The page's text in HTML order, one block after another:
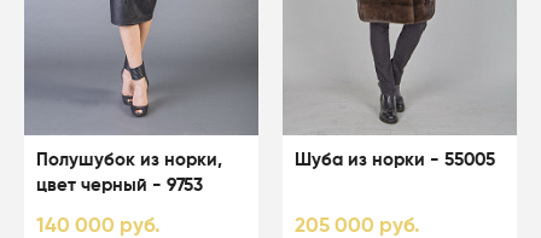
Полушубок из норки,
цвет черный - 9753
140 000 руб.
Шуба из норки - 55005
205 000 руб.